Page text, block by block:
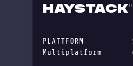
HAYSTACK"
PLATTFORM
Multiplatform